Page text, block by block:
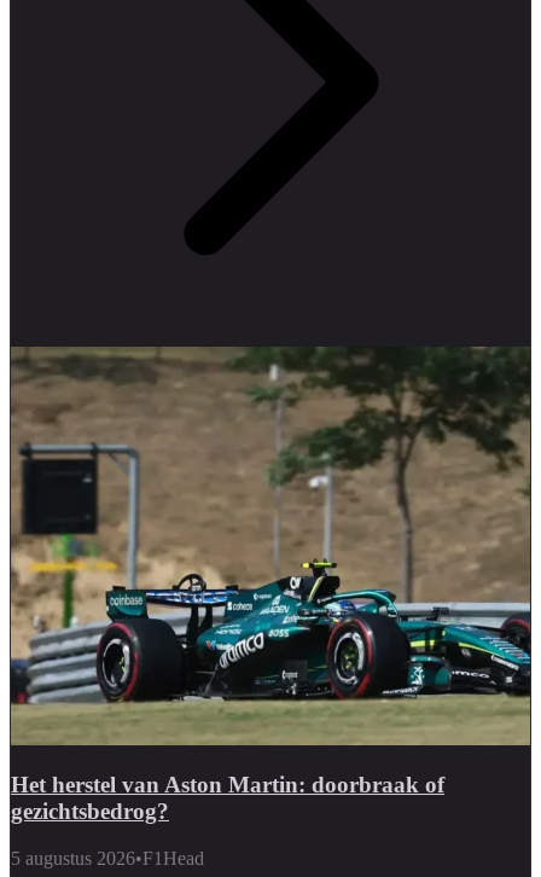
Het herstel van Aston Martin: doorbraak of
gezichtsbedrog?
5 augustus 2026•F1Head